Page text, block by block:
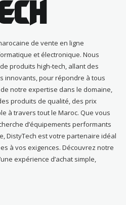
de vente en ligne
et électronique. Nous
produits high-tech, allant des
innovants, pour répondre à tous
notre expertise dans le domaine,
produits de qualité, des prix
à travers tout le Maroc. Que vous
d’équipements performants
DistyTech est votre partenaire idéal
à vos exigences. Découvrez notre
expérience d’achat simple,